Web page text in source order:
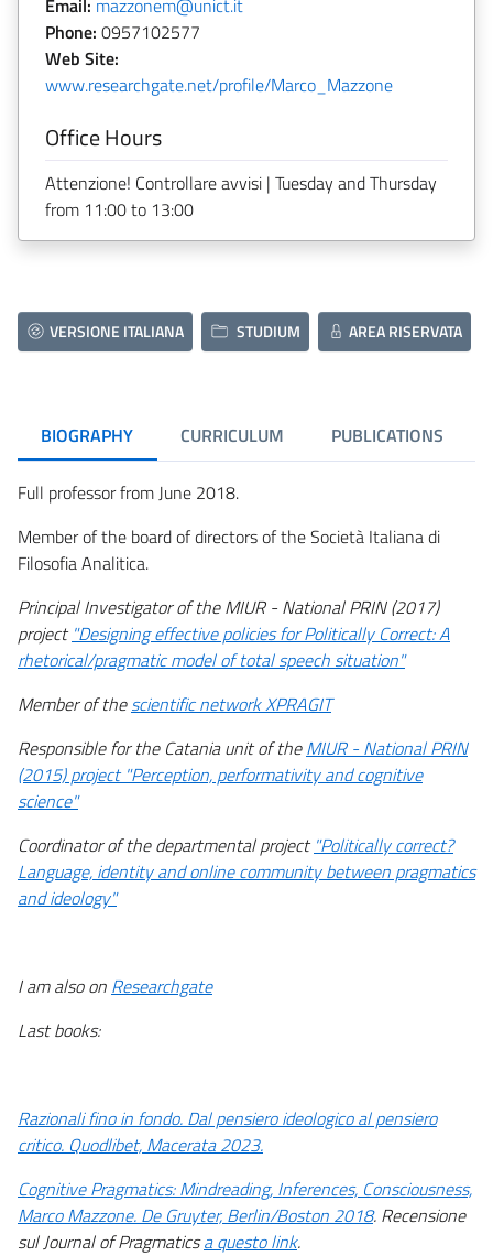
Email: mazzonem@unict.it
Phone: 0957102577
Web Site:
www.researchgate.net/profile/Marco_Mazzone
Office Hours
Attenzione! Controllare avvisi | Tuesday and Thursday
from 11:00 to 13:00
VERSIONE ITALIANA STUDIUM AREA RISERVATA
BIOGRAPHY CURRICULUM PUBLICATIONS
Full professor from June 2018.
Member of the board of directors of the Società Italiana di
Filosofia Analitica.
Principal Investigator of the MIUR - National PRIN (2017)
project "Designing effective policies for Politically Correct: A
rhetorical/pragmatic model of total speech situation"
Member of thescientific network XPRAGIT
Responsible for the Catania unit of theMIUR - National PRIN
(2015) project "Perception, performativity and cognitive
science"
Coordinator of the departmental project "Politically correct?
Language, identity and online community between pragmatics
and ideology"
I am also on Researchgate
Last books:
Razionali fino in fondo. Dal pensiero ideologico al pensiero
critico. Quodlibet, Macerata 2023.
Cognitive Pragmatics: Mindreading, Inferences, Consciousness,
Marco Mazzone. De Gruyter, Berlin/Boston 2018. Recensione
sul Journal of Pragmaticsa questo link.